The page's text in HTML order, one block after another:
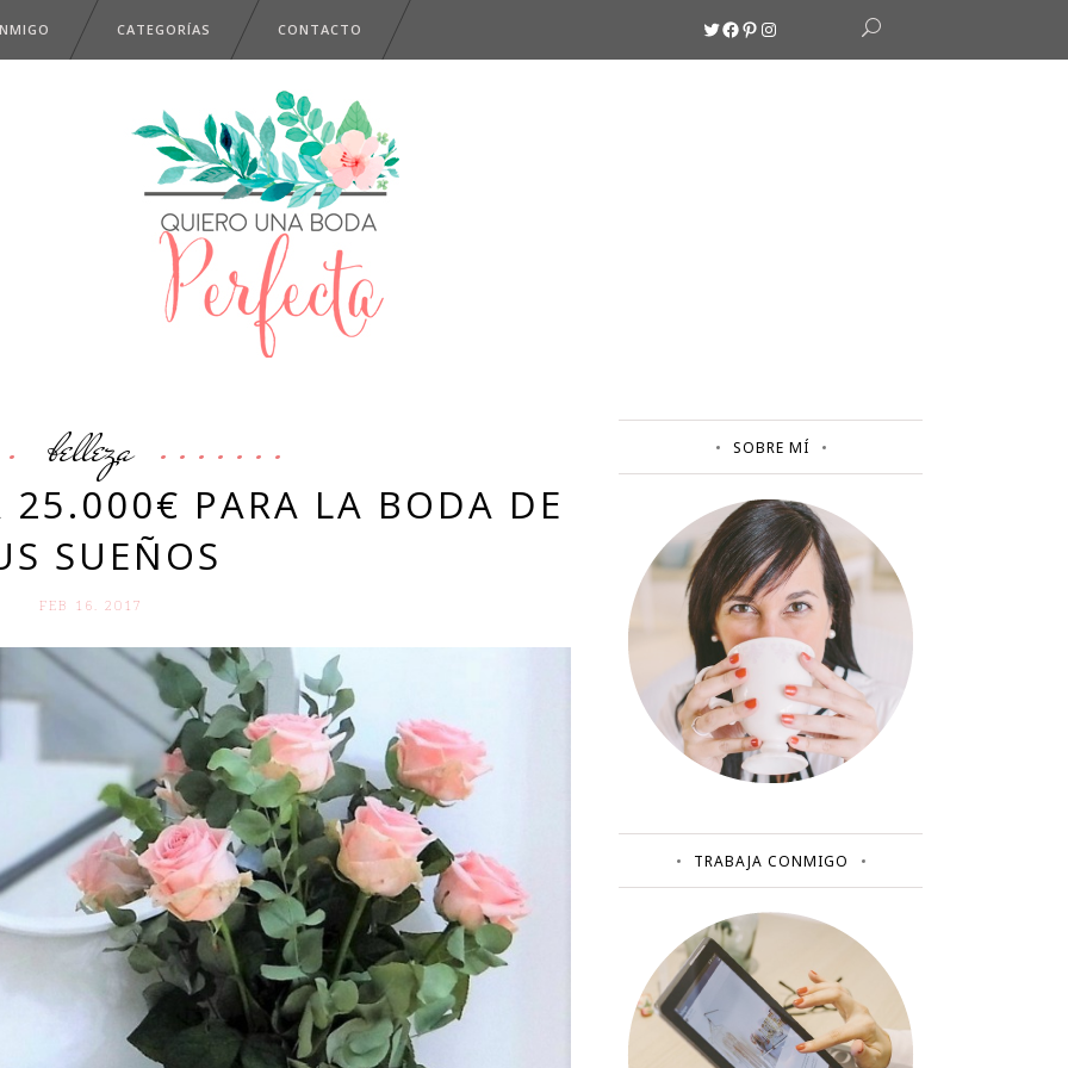
CATEGORÍAS CONTACTO Twitter
Facebook
Pinterest
Instagram
belleza
25.000€ PARA LA BODA DE
SUEÑOS
FEB 16. 2017
SOBRE MÍ
TRABAJA CONMIGO